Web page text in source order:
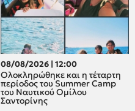
08/08/2026 | 12:00
Oλοκληρώθηκε και η τέταρτη
περίοδος του Summer Camp
του Ναυτικού Ομίλου
Σαντορίνης